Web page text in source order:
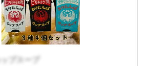
プスープ